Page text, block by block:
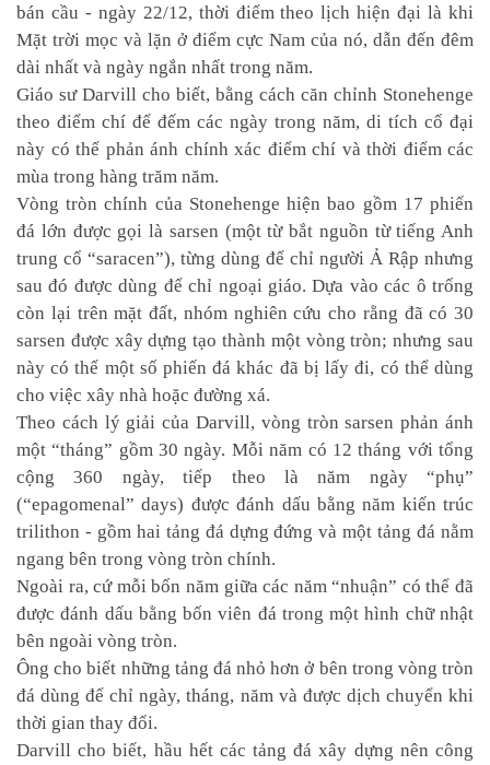
bán cầu - ngày 22/12, thời điểm theo lịch hiện đại là khi
Mặt trời mọc và lặn ở điểm cực Nam của nó, dẫn đến đêm
dài nhất và ngày ngắn nhất trong năm.
Giáo sư Darvill cho biết, bằng cách căn chỉnh Stonehenge
theo điểm chí để đếm các ngày trong năm, di tích cổ đại
này có thể phản ánh chính xác điểm chí và thời điểm các
mùa trong hàng trăm năm.
Vòng tròn chính của Stonehenge hiện bao gồm 17 phiến
đá lớn được gọi là sarsen (một từ bắt nguồn từ tiếng Anh
trung cổ “saracen”), từng dùng để chỉ người Ả Rập nhưng
sau đó được dùng để chỉ ngoại giáo. Dựa vào các ô trống
còn lại trên mặt đất, nhóm nghiên cứu cho rằng đã có 30
sarsen được xây dựng tạo thành một vòng tròn; nhưng sau
này có thể một số phiến đá khác đã bị lấy đi, có thể dùng
cho việc xây nhà hoặc đường xá.
Theo cách lý giải của Darvill, vòng tròn sarsen phản ánh
một “tháng” gồm 30 ngày. Mỗi năm có 12 tháng với tổng
cộng 360 ngày, tiếp theo là năm ngày “phụ”
(“epagomenal” days) được đánh dấu bằng năm kiến trúc
trilithon - gồm hai tảng đá dựng đứng và một tảng đá nằm
ngang bên trong vòng tròn chính.
Ngoài ra, cứ mỗi bốn năm giữa các năm “nhuận” có thể đã
được đánh dấu bằng bốn viên đá trong một hình chữ nhật
bên ngoài vòng tròn.
Ông cho biết những tảng đá nhỏ hơn ở bên trong vòng tròn
đá dùng để chỉ ngày, tháng, năm và được dịch chuyển khi
thời gian thay đổi.
Darvill cho biết, hầu hết các tảng đá xây dựng nên công